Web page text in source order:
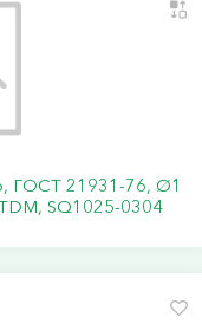
ГОСТ 21931-76, Ø1
SQ1025-0304